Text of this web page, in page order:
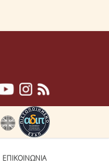
ΕΠΙΚΟΙΝΩΝΙΑ